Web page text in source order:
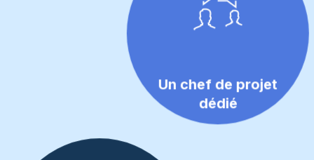
Un chef de projet
dédié